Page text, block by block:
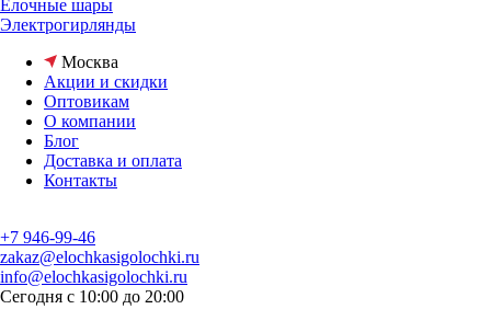
Елочные шары
Электрогирлянды
Москва
Акции и скидки
Оптовикам
О компании
Блог
Доставка и оплата
Контакты
+7 946-99-46
zakaz@elochkasigolochki.ru
info@elochkasigolochki.ru
Сегодня с 10:00 до 20:00